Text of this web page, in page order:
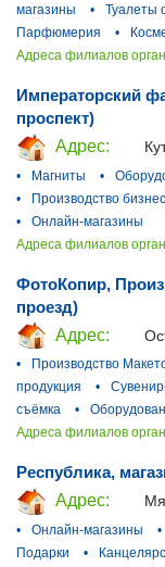
магазины
• Туалеты
Парфюмерия
•
Адреса филиалов
Императорский
проспект)
Адрес:
•
Магниты •
•
Производство
•
Онлайн-магазины
Адреса филиалов
ФотоКопир,
проезд)
Адрес:
•
Производство
продукция
•
съёмка
•
Адреса филиалов
Республика,
Адрес:
•
Онлайн-магазины •
Подарки
•